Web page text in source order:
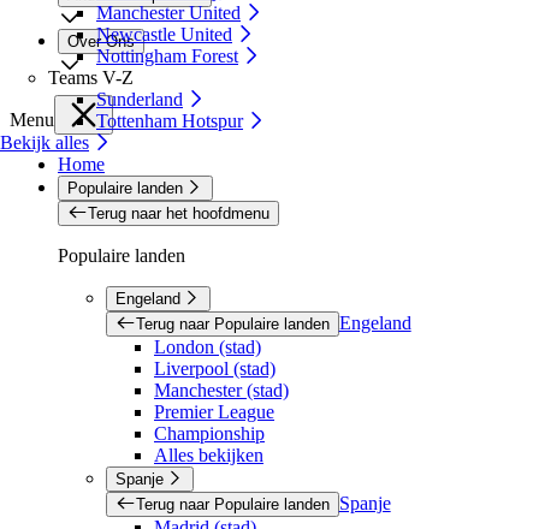
Manchester United
Newcastle United
Nottingham Forest
Teams V-Z
Sunderland
Tottenham Hotspur
Bekijk alles
Over Ons
Menu
Home
Populaire landen
Terug naar het hoofdmenu
Populaire landen
Engeland
Terug naar Populaire landen Engeland
London (stad)
Liverpool (stad)
Manchester (stad)
Premier League
Championship
Alles bekijken
Spanje
Terug naar Populaire landen
Spanje